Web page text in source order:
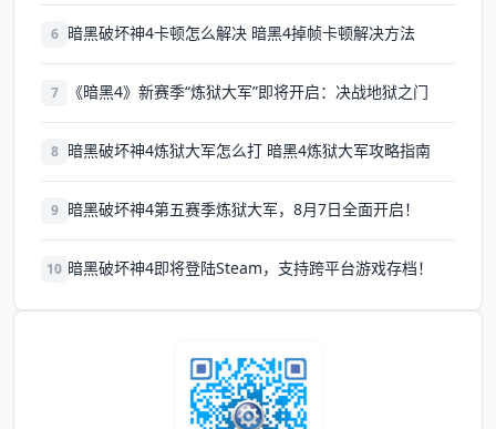
6 暗黑破坏神4卡顿怎么解决 暗黑4掉帧卡顿解决方法
7 《暗黑4》新赛季“炼狱大军”即将开启：决战地狱之门
8 暗黑破坏神4炼狱大军怎么打 暗黑4炼狱大军攻略指南
9 暗黑破坏神4第五赛季炼狱大军，8月7日全面开启！
10 暗黑破坏神4即将登陆Steam，支持跨平台游戏存档！